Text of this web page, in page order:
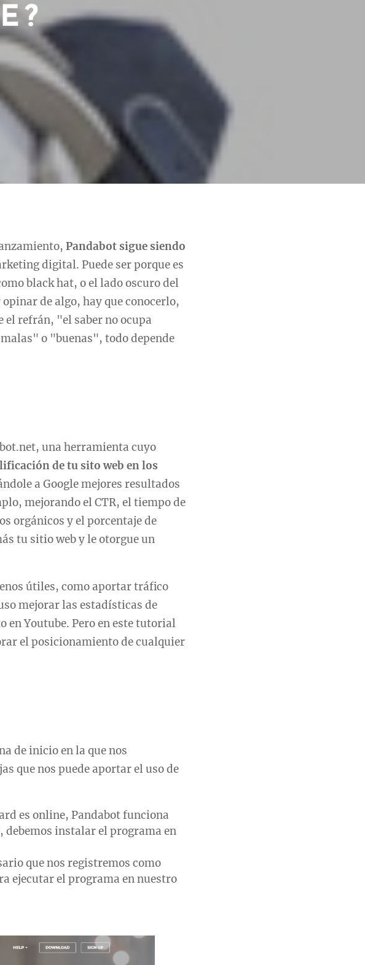
Pandabot sigue siendo
digital. Puede ser porque es
black hat, o el lado oscuro del
de algo, hay que conocerlo,
el refrán, "el saber no ocupa
o "buenas", todo depende
una herramienta cuyo
de tu sito web en los
a Google mejores resultados
mejorando el CTR, el tiempo de
orgánicos y el porcentaje de
tu sitio web y le otorgue un
útiles, como aportar tráfico
mejorar las estadísticas de
en Youtube. Pero en este tutorial
el posicionamiento de cualquier
de inicio en la que nos
que nos puede aportar el uso de
es online, Pandabot funciona
instalar el programa en
que nos registremos como
ejecutar el programa en nuestro